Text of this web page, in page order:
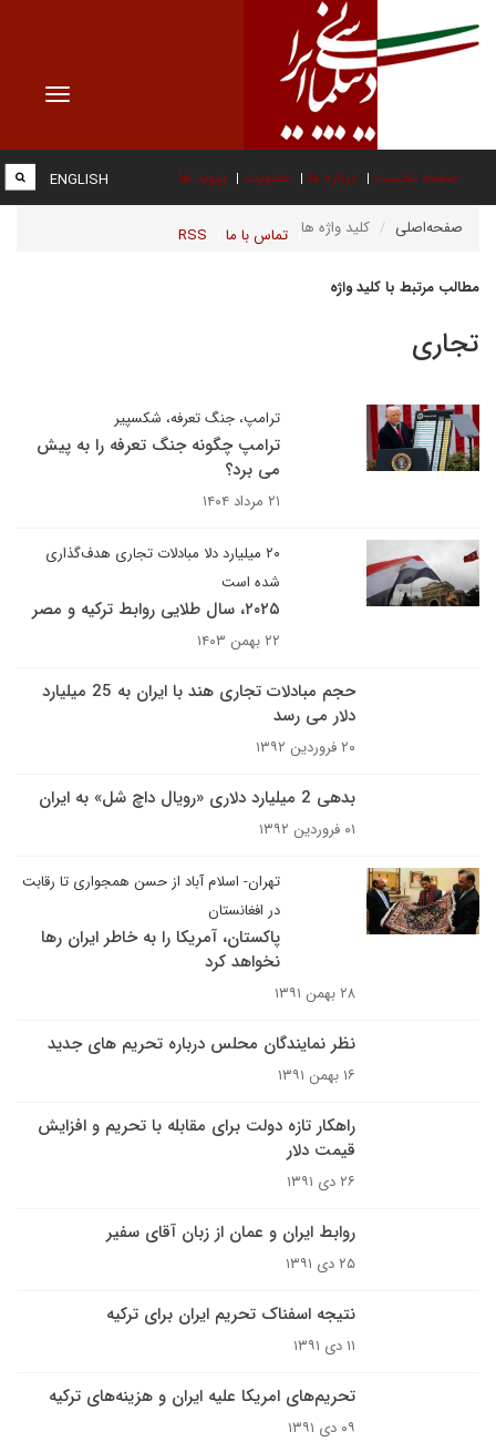
Toggle
صفحه نخست درباره ما عضویت پیوند ها
تماس با ما RSS
ENGLISH
صفحه‌اصلی کلید واژه ها
مطالب مرتبط با کلید واژه
تجاری
ترامپ، جنگ تعرفه، شکسپیر
ترامپ چگونه جنگ تعرفه را به پیش
می برد؟
۲۱ مرداد ۱۴۰۴
۲۰ میلیارد دلا مبادلات تجاری هدف‌گذاری
شده است
۲۰۲۵، سال طلایی روابط ترکیه و مصر
۲۲ بهمن ۱۴۰۳
حجم مبادلات تجاری هند با ایران به 25 میلیارد
دلار می رسد
۲۰ فروردین ۱۳۹۲
بدهی 2 میلیارد دلاری «رویال داچ شل» به ایران
۰۱ فروردین ۱۳۹۲
تهران- اسلام آباد از حسن همجواری تا رقابت
در افغانستان
پاکستان، آمریکا را به خاطر ایران رها
نخواهد کرد
۲۸ بهمن ۱۳۹۱
نظر نمایندگان محلس درباره تحریم های جدید
۱۶ بهمن ۱۳۹۱
راهکار تازه دولت برای مقابله با تحریم و افزایش
قیمت دلار
۲۶ دی ۱۳۹۱
روابط ایران و عمان از زبان آقای سفیر
۲۵ دی ۱۳۹۱
نتیجه اسفناک تحریم ایران برای ترکیه
۱۱ دی ۱۳۹۱
تحریم‌های امریکا علیه ایران و هزینه‌های ترکیه
۰۹ دی ۱۳۹۱